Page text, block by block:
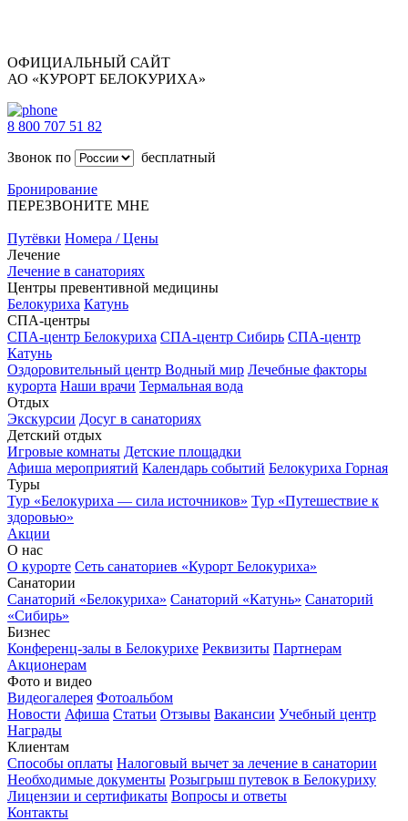
ОФИЦИАЛЬНЫЙ САЙТ
АО «КУРОРТ БЕЛОКУРИХА»
8 800 707 51 82
Звонок по
бесплатный
Бронирование
ПЕРЕЗВОНИТЕ МНЕ
Путёвки Номера / Цены
Лечение
Лечение в санаториях
Центры превентивной медицины
Белокуриха Катунь
СПА-центры
СПА-центр Белокуриха СПА-центр Сибирь СПА-центр
Катунь
Оздоровительный центр Водный мир Лечебные факторы
курорта Наши врачи Термальная вода
Отдых
Экскурсии Досуг в санаториях
Детский отдых
Игровые комнаты Детские площадки
Афиша мероприятий Календарь событий Белокуриха Горная
Туры
Тур «Белокуриха — сила источников» Тур «Путешествие к
здоровью»
Акции
О нас
О курорте Сеть санаториев «Курорт Белокуриха»
Санатории
Санаторий «Белокуриха» Санаторий «Катунь» Санаторий
«Сибирь»
Бизнес
Конференц-залы в Белокурихе Реквизиты Партнерам
Акционерам
Фото и видео
Видеогалерея Фотоальбом
Новости Афиша Статьи Отзывы Вакансии Учебный центр
Награды
Клиентам
Способы оплаты Налоговый вычет за лечение в санатории
Необходимые документы Розыгрыш путевок в Белокуриху
Лицензии и сертификаты Вопросы и ответы
Контакты